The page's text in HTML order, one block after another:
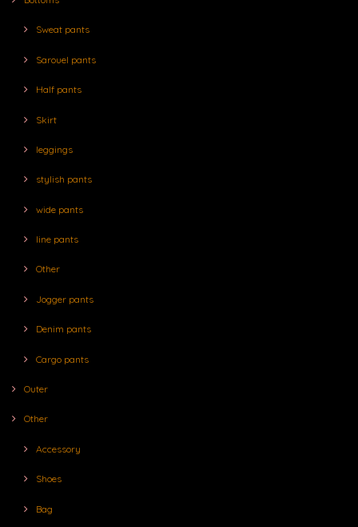
Sweat pants
Sarouel pants
Half pants
Skirt
leggings
stylish pants
wide pants
line pants
Other
Jogger pants
Denim pants
Cargo pants
Outer
Other
Accessory
Shoes
Bag